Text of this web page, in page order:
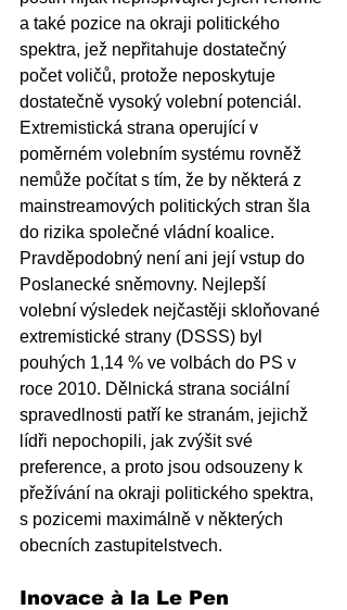
a také pozice na okraji politického
spektra, jež nepřitahuje dostatečný
počet voličů, protože neposkytuje
dostatečně vysoký volební potenciál.
Extremistická strana operující v
poměrném volebním systému rovněž
nemůže počítat s tím, že by některá z
mainstreamových politických stran šla
do rizika společné vládní koalice.
Pravděpodobný není ani její vstup do
Poslanecké sněmovny. Nejlepší
volební výsledek nejčastěji skloňované
extremistické strany (DSSS) byl
pouhých 1,14 % ve volbách do PS v
roce 2010. Dělnická strana sociální
spravedlnosti patří ke stranám, jejichž
lídři nepochopili, jak zvýšit své
preference, a proto jsou odsouzeny k
přežívání na okraji politického spektra,
s pozicemi maximálně v některých
obecních zastupitelstvech.
Inovace à la Le Pen